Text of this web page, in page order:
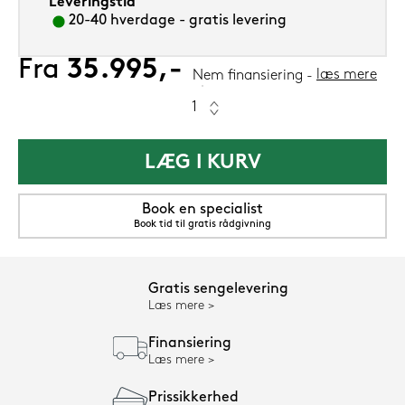
Leveringstid
20-40 hverdage - gratis levering
Fra 35.995,- Nem finansiering læs mere
LÆG I KURV
Book en specialist
Book tid til gratis rådgivning
Gratis sengelevering
Læs mere
Finansiering
Læs mere
Prissikkerhed